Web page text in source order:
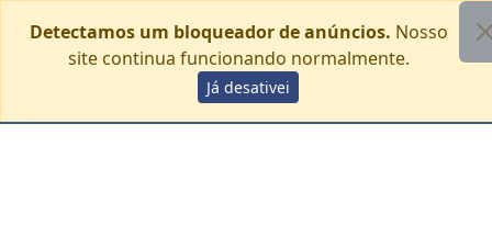
Detectamos um bloqueador de anúncios. Nosso
site continua funcionando normalmente.
Já desativei
to
sábado, agosto 8